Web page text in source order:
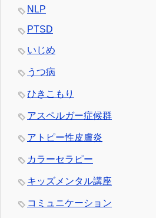
NLP
PTSD
いじめ
うつ病
ひきこもり
アスペルガー症候群
アトピー性皮膚炎
カラーセラピー
キッズメンタル講座
コミュニケーション